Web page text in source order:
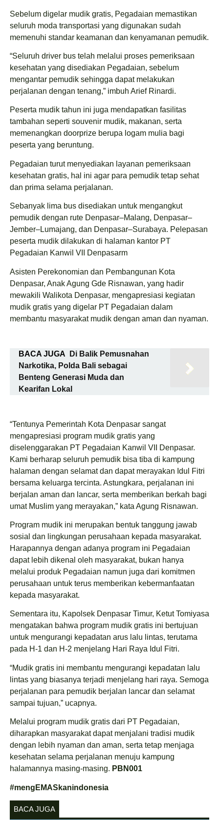
Sebelum digelar mudik gratis, Pegadaian memastikan
seluruh moda transportasi yang digunakan sudah
memenuhi standar keamanan dan kenyamanan pemudik.
“Seluruh driver bus telah melalui proses pemeriksaan
kesehatan yang disediakan Pegadaian, sebelum
mengantar pemudik sehingga dapat melakukan
perjalanan dengan tenang,” imbuh Arief Rinardi.
Peserta mudik tahun ini juga mendapatkan fasilitas
tambahan seperti souvenir mudik, makanan, serta
memenangkan doorprize berupa logam mulia bagi
peserta yang beruntung.
Pegadaian turut menyediakan layanan pemeriksaan
kesehatan gratis, hal ini agar para pemudik tetap sehat
dan prima selama perjalanan.
Sebanyak lima bus disediakan untuk mengangkut
pemudik dengan rute Denpasar–Malang, Denpasar–
Jember–Lumajang, dan Denpasar–Surabaya. Pelepasan
peserta mudik dilakukan di halaman kantor PT
Pegadaian Kanwil VII Denpasarm
Asisten Perekonomian dan Pembangunan Kota
Denpasar, Anak Agung Gde Risnawan, yang hadir
mewakili Walikota Denpasar, mengapresiasi kegiatan
mudik gratis yang digelar PT Pegadaian dalam
membantu masyarakat mudik dengan aman dan nyaman.
BACA JUGA
Di Balik Pemusnahan
Narkotika, Polda Bali sebagai
Benteng Generasi Muda dan
Kearifan Lokal
“Tentunya Pemerintah Kota Denpasar sangat
mengapresiasi program mudik gratis yang
diselenggarakan PT Pegadaian Kanwil VII Denpasar.
Kami berharap seluruh pemudik bisa tiba di kampung
halaman dengan selamat dan dapat merayakan Idul Fitri
bersama keluarga tercinta. Astungkara, perjalanan ini
berjalan aman dan lancar, serta memberikan berkah bagi
umat Muslim yang merayakan,” kata Agung Risnawan.
Program mudik ini merupakan bentuk tanggung jawab
sosial dan lingkungan perusahaan kepada masyarakat.
Harapannya dengan adanya program ini Pegadaian
dapat lebih dikenal oleh masyarakat, bukan hanya
melalui produk Pegadaian namun juga dari komitmen
perusahaan untuk terus memberikan kebermanfaatan
kepada masyarakat.
Sementara itu, Kapolsek Denpasar Timur, Ketut Tomiyasa
mengatakan bahwa program mudik gratis ini bertujuan
untuk mengurangi kepadatan arus lalu lintas, terutama
pada H-1 dan H-2 menjelang Hari Raya Idul Fitri.
“Mudik gratis ini membantu mengurangi kepadatan lalu
lintas yang biasanya terjadi menjelang hari raya. Semoga
perjalanan para pemudik berjalan lancar dan selamat
sampai tujuan,” ucapnya.
Melalui program mudik gratis dari PT Pegadaian,
diharapkan masyarakat dapat menjalani tradisi mudik
dengan lebih nyaman dan aman, serta tetap menjaga
kesehatan selama perjalanan menuju kampung
halamannya masing-masing. PBN001
#mengEMASkanindonesia
BACA JUGA